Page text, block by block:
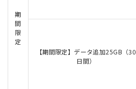
期
間
限
定
【期間限定】データ追加25GB（30
日間）